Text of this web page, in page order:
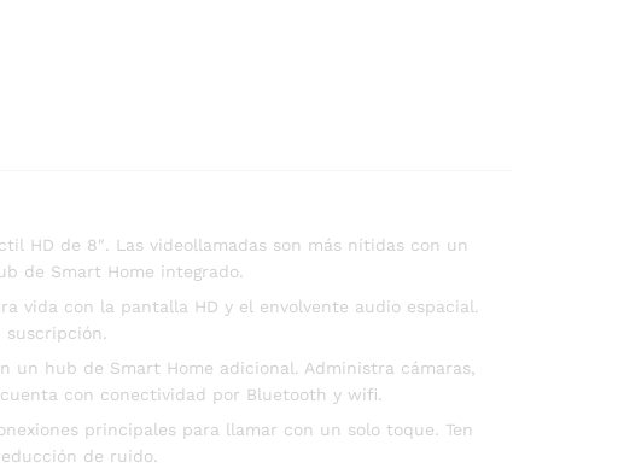
HD de 8″. Las videollamadas son más nítidas con un
de Smart Home integrado.
vida con la pantalla HD y el envolvente audio espacial.
suscripción.
un hub de Smart Home adicional. Administra cámaras,
con conectividad por Bluetooth y wifi.
principales para llamar con un solo toque. Ten
de ruido.